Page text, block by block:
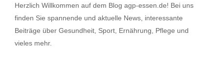
Herzlich Willkommen auf dem Blog agp-essen.de! Bei uns
finden Sie spannende und aktuelle News, interessante
Beiträge über Gesundheit, Sport, Ernährung, Pflege und
vieles mehr.